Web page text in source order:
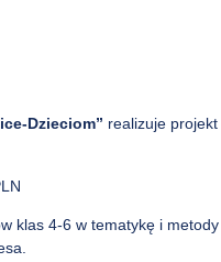
Dzieciom” realizuje
klas 4-6 w tematykę i